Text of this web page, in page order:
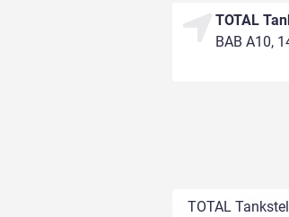
TOTAL
BAB A10,
TOTAL